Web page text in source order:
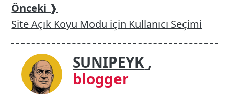
Önceki ❱
Site Açık Koyu Modu için Kullanıcı Seçimi
SUNIPEYK ,
blogger